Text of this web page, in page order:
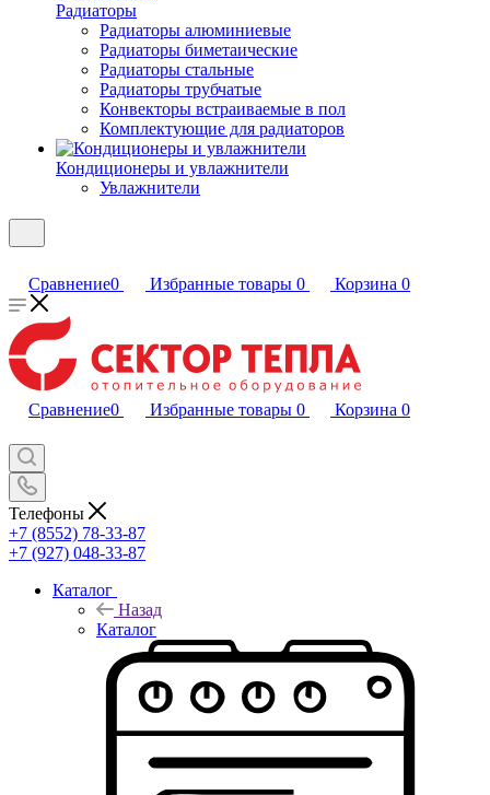
Радиаторы
Радиаторы алюминиевые
Радиаторы биметаические
Радиаторы стальные
Радиаторы трубчатые
Конвекторы встраиваемые в пол
Комплектующие для радиаторов
Кондиционеры и увлажнители
Увлажнители
Сравнение0 Избранные товары 0 Корзина 0
Сравнение0 Избранные товары 0 Корзина 0
Телефоны
+7 (8552) 78-33-87
+7 (927) 048-33-87
Каталог
Назад
Каталог